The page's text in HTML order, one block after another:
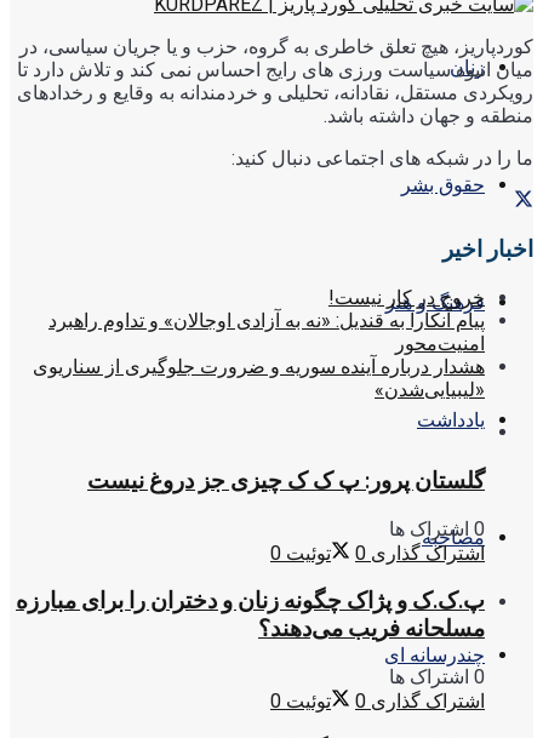
زنان
حقوق بشر
فرهنگ و هنر
یادداشت
مصاحبه
چندرسانه ای
کوردپاریز، هیچ تعلق خاطری به گروه، حزب و یا جریان سیاسی، در
میان انبوه سیاست ورزی های رایج احساس نمی کند و تلاش دارد تا
رویکردی مستقل، نقادانه، تحلیلی و خردمندانه به وقایع و رخدادهای
منطقه و جهان داشته باشد.
ما را در شبکه های اجتماعی دنبال کنید:
اخبار اخیر
خروج در کار نیست!
پیام آنکارا به قندیل: «نه به آزادی اوجالان» و تداوم راهبرد
امنیت‌محور
هشدار درباره آینده سوریه و ضرورت جلوگیری از سناریوی
«لیبیایی‌شدن»
گلستان پرور: پ ک ک چیزی جز دروغ نیست
0 اشتراک ها
اشتراک گذاری 0 توئیت 0
پ.ک.ک و پژاک چگونه زنان و دختران را برای مبارزه
مسلحانه فریب می‌دهند؟
0 اشتراک ها
اشتراک گذاری 0 توئیت 0